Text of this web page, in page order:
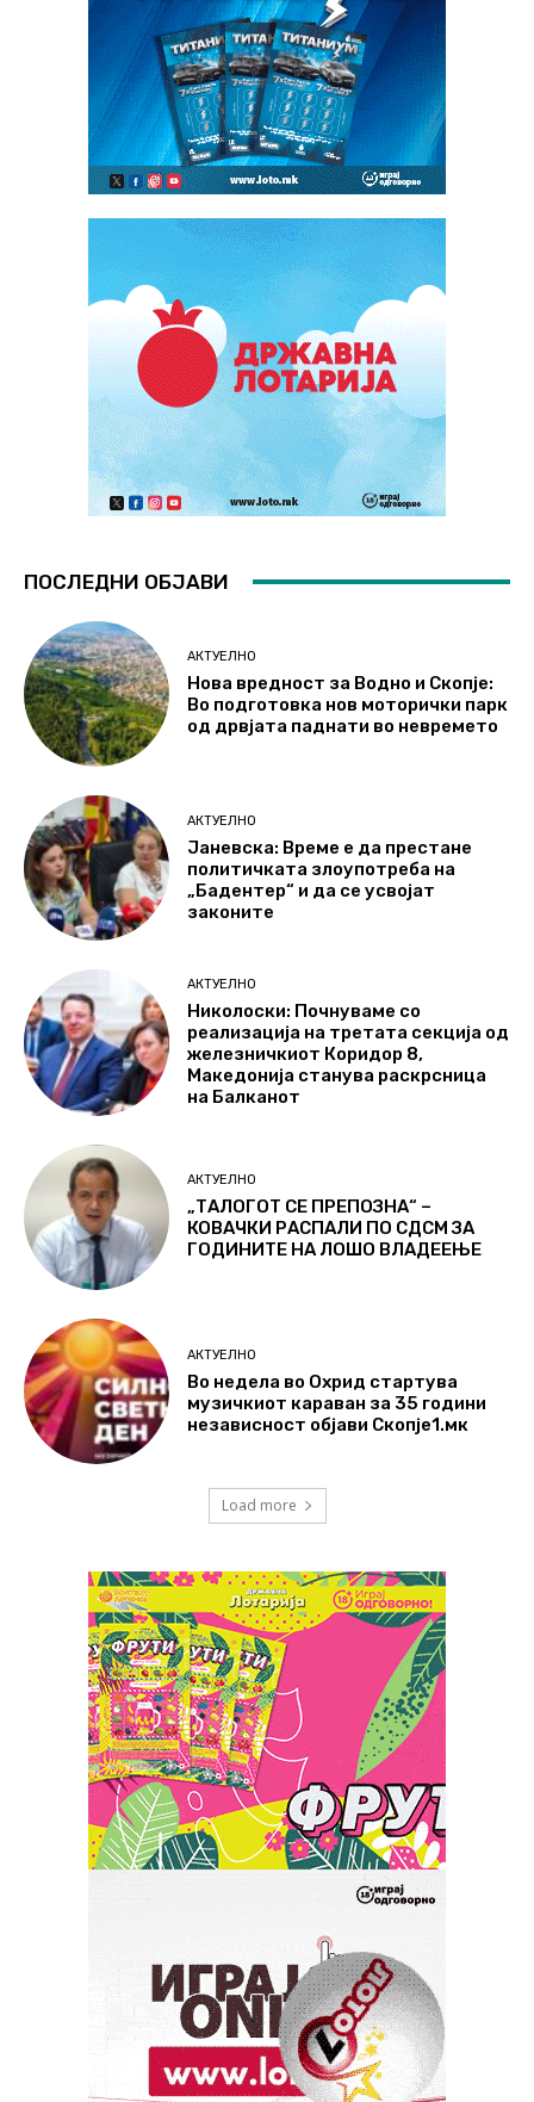
ПОСЛЕДНИ ОБЈАВИ
АКТУЕЛНО
Нова вредност за Водно и Скопје:
Во подготовка нов моторички парк
од дрвјата паднати во невремето
АКТУЕЛНО
Јаневска: Време е да престане
политичката злоупотреба на
„Бадентер“ и да се усвојат
законите
АКТУЕЛНО
Николоски: Почнуваме со
реализација на третата секција од
железничкиот Коридор 8,
Македонија станува раскрсница
на Балканот
АКТУЕЛНО
„ТАЛОГОТ СЕ ПРЕПОЗНА“ –
КОВАЧКИ РАСПАЛИ ПО СДСМ ЗА
ГОДИНИТЕ НА ЛОШО ВЛАДЕЕЊЕ
АКТУЕЛНО
Во недела во Охрид стартува
музичкиот караван за 35 години
независност објави Скопје1.мк
Load more